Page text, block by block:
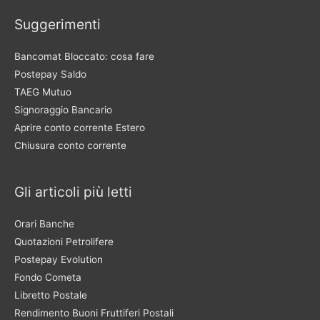
Suggerimenti
Bancomat Bloccato: cosa fare
Postepay Saldo
TAEG Mutuo
Signoraggio Bancario
Aprire conto corrente Estero
Chiusura conto corrente
Gli articoli più letti
Orari Banche
Quotazioni Petrolifere
Postepay Evolution
Fondo Cometa
Libretto Postale
Rendimento Buoni Fruttiferi Postali